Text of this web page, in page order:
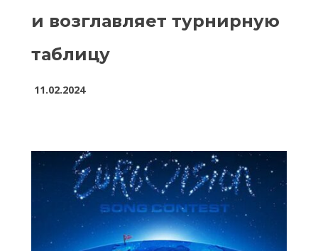
и возглавляет турнирную
таблицу
11.02.2024